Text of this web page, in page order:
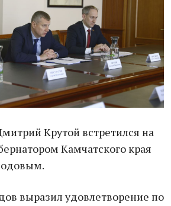
Крутой встретился на
Камчатского края
выразил удовлетворение по